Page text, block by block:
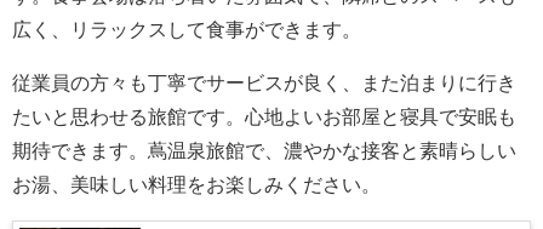
広く、リラックスして食事ができます。
従業員の方々も丁寧でサービスが良く、また泊まりに行き
たいと思わせる旅館です。心地よいお部屋と寝具で安眠も
期待できます。蔦温泉旅館で、濃やかな接客と素晴らしい
お湯、美味しい料理をお楽しみください。